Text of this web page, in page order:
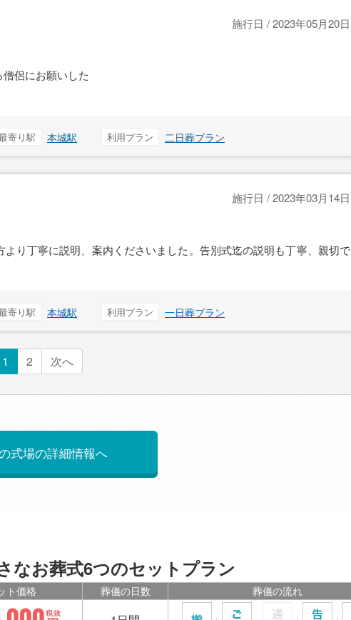
施行日 / 2023年05月20日
侶にお願いした
寄り駅 本城駅 利用プラン 二日葬プラン
施行日 / 2023年03月14日
り丁寧に説明、案内くださいました。告別式迄の説明も丁寧、親切で
寄り駅 本城駅 利用プラン 一日葬プラン
1 2 次へ
式場の詳細情報へ
なお葬式6つのセットプラン
ト価格 葬儀の日数 葬儀の流れ
税抜